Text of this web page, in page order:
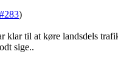
#283)
klar til at køre landsdels
sige..